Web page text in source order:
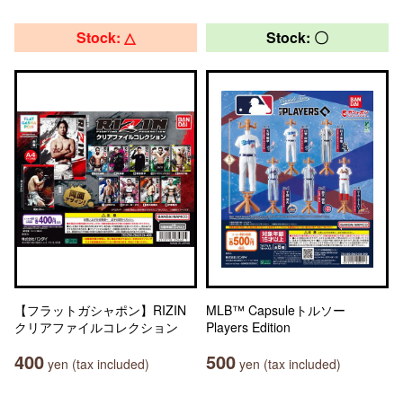
Stock: △
【フラットガシャポン】RIZIN
クリアファイルコレクション
400 yen (tax included)
Stock: 〇
MLB™ Capsuleトルソー
Players Edition
500 yen (tax included)